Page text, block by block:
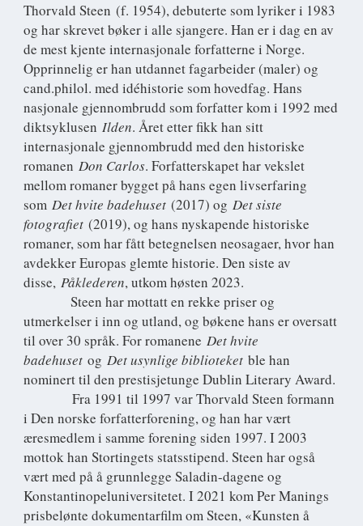
Thorvald Steen (f. 1954), debuterte som lyriker i 1983
og har skrevet bøker i alle sjangere. Han er i dag en av
de mest kjente internasjonale forfatterne i Norge.
Opprinnelig er han utdannet fagarbeider (maler) og
cand.philol. med idéhistorie som hovedfag. Hans
nasjonale gjennombrudd som forfatter kom i 1992 med
diktsyklusen Ilden. Året etter fikk han sitt
internasjonale gjennombrudd med den historiske
romanen Don Carlos. Forfatterskapet har vekslet
mellom romaner bygget på hans egen livserfaring
som Det hvite badehuset (2017) og Det siste
fotografiet (2019), og hans nyskapende historiske
romaner, som har fått betegnelsen neosagaer, hvor han
avdekker Europas glemte historie. Den siste av
disse, Påklederen, utkom høsten 2023.
Steen har mottatt en rekke priser og
utmerkelser i inn og utland, og bøkene hans er oversatt
til over 30 språk. For romanene Det hvite
badehuset og Det usynlige biblioteket ble han
nominert til den prestisjetunge Dublin Literary Award.
Fra 1991 til 1997 var Thorvald Steen formann
i Den norske forfatterforening, og han har vært
æresmedlem i samme forening siden 1997. I 2003
mottok han Stortingets statsstipend. Steen har også
vært med på å grunnlegge Saladin-dagene og
Konstantinopeluniversitetet. I 2021 kom Per Manings
prisbelønte dokumentarfilm om Steen, «Kunsten å